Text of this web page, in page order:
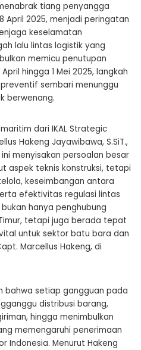
tiang penyangga
April 2025, menjadi peringatan
keselamatan
lalu lintas logistik yang
memicu penutupan
hingga 1 Mei 2025, langkah
sembari menunggu
berwenang.
dari IKAL Strategic
Hakeng Jayawibawa, S.SiT.,
menyisakan persoalan besar
aspek teknis konstruksi, tetapi
keseimbangan antara
efektivitas regulasi lintas
hanya penghubung
tetapi juga berada tepat
untuk sektor batu bara dan
Marcellus Hakeng, di
bahwa setiap gangguan pada
distribusi barang,
hingga menimbulkan
memengaruhi penerimaan
Indonesia. Menurut Hakeng